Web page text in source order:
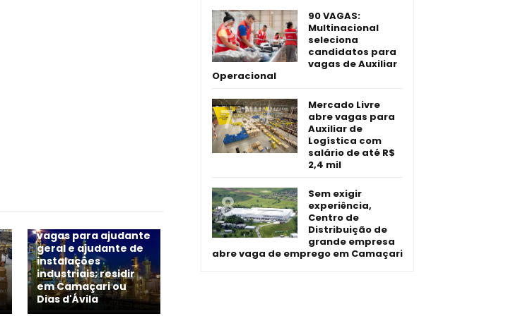
vagas para ajudante
geral e ajudante de
instalações
industriais; residir
em Camaçari ou
Dias d'Ávila
90 VAGAS:
Multinacional
seleciona
candidatos para
vagas de Auxiliar
Operacional
Mercado Livre
abre vagas para
Auxiliar de
Logística com
salário de até R$
2,4 mil
Sem exigir
experiência,
Centro de
Distribuição de
grande empresa
abre vaga de emprego em Camaçari